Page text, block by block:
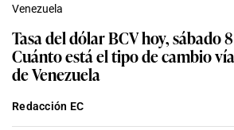
Venezuela
Tasa del dólar BCV hoy, sábado
Cuánto está el tipo de cambio
de Venezuela
Redacción EC